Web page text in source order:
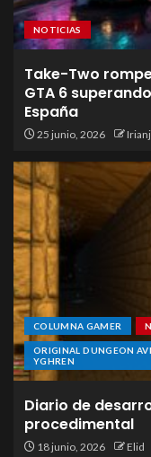
NOTICIAS
Take-Two
GTA 6
España
25 junio, 2026
COLUMNA GAMER
ORIGINAL DUNGEON
YGHREN
Diario de
procedimental
18 junio, 2026 Elid